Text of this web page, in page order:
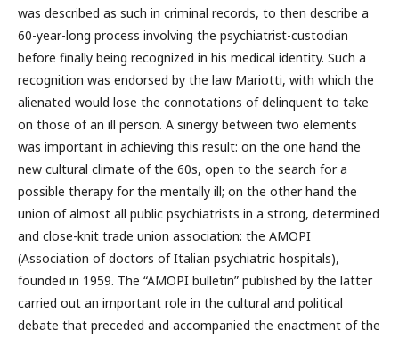
was described as such in criminal records, to then describe a
60-year-long process involving the psychiatrist-custodian
before finally being recognized in his medical identity. Such a
recognition was endorsed by the law Mariotti, with which the
alienated would lose the connotations of delinquent to take
on those of an ill person. A sinergy between two elements
was important in achieving this result: on the one hand the
new cultural climate of the 60s, open to the search for a
possible therapy for the mentally ill; on the other hand the
union of almost all public psychiatrists in a strong, determined
and close-knit trade union association: the AMOPI
(Association of doctors of Italian psychiatric hospitals),
founded in 1959. The “AMOPI bulletin” published by the latter
carried out an important role in the cultural and political
debate that preceded and accompanied the enactment of the